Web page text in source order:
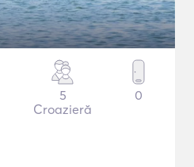
5
Croazieră
0